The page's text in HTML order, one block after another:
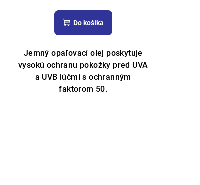
Do košíka
Jemný opaľovací olej poskytuje
vysokú ochranu pokožky pred UVA
a UVB lúčmi s ochranným
faktorom 50.